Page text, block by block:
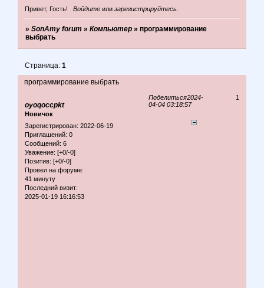
Привет, Гость! Войдитеили зарегистрируйтесь
»SonAmy forum »Компьютер »программирование
выбрать
программирование выбрать
Страница:1
Поделиться 1
2024-
04-04 03:18:57
oyoqoccpkt
Новичок
Зарегистрирован: 2022-06-19
Приглашений: 0
Сообщений: 6
Уважение: [+0/-0]
Позитив: [+0/-0]
Провел на форуме:
41 минуту
Последний визит:
2025-01-19 16:16:53